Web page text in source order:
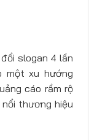
slogan 4 lần
một xu hướng
cáo rầm rộ
thương hiệu